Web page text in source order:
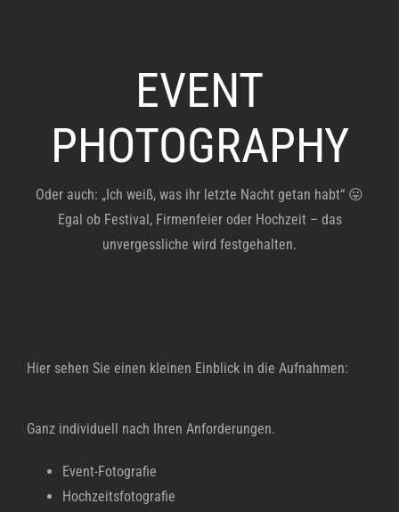
EVENT
PHOTOGRAPHY
Oder auch: „Ich weiß, was ihr letzte Nacht getan habt“ 😛
Egal ob Festival, Firmenfeier oder Hochzeit – das
unvergessliche wird festgehalten.
Hier sehen Sie einen kleinen Einblick in die Aufnahmen:
Ganz individuell nach Ihren Anforderungen.
Event-Fotografie
Hochzeitsfotografie